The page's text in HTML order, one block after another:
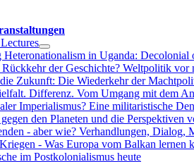
Heteronationalism in Uganda: Decolonial
der Geschichte? Weltpolitik vor
Zukunft: Die Wiederkehr der
Differenz. Vom Umgang mit dem
Imperialismus? Eine militaristische
den Planeten und die
- aber wie? Verhandlungen, Dialog,
- Was Europa vom Balkan lernen
im Postkolonialismus heute